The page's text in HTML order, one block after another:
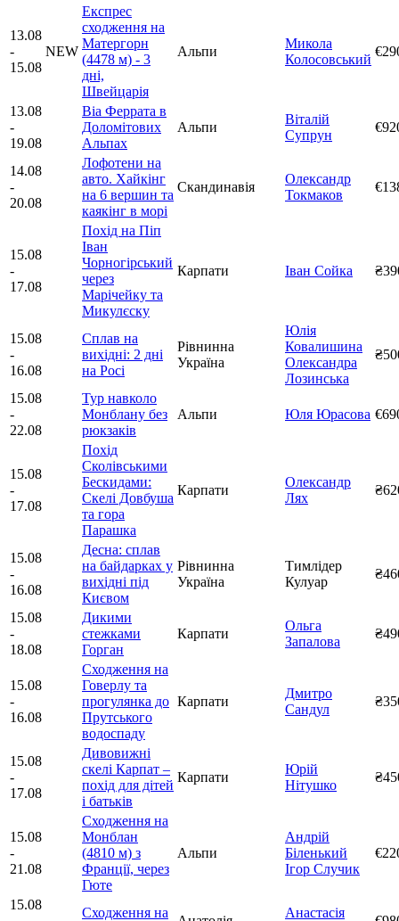
13.08
-
15.08
NEW
Експрес
сходження на
Матергорн
(4478 м) - 3
дні,
Швейцарія
Альпи
Микола
Колосовський
13.08
-
19.08
Віа Феррата в
Доломітових
Альпах
Альпи
Віталій
Супрун
14.08
-
20.08
Лофотени на
авто. Хайкінг
на 6 вершин та
каякінг в морі
Скандинавія
Олександр
Токмаков
15.08
-
17.08
Похід на Піп
Іван
Чорногірський
через
Марічейку та
Микулєску
Карпати Іван Сойка
15.08
-
16.08
Сплав на
вихідні: 2 дні
на Росі
Рівнинна
Україна
Юлія
Ковалишина
Олександра
Лозинська
15.08
-
22.08
Тур навколо
Монблану без
рюкзаків
Альпи Юля Юрасова
15.08
-
17.08
Похід
Сколівськими
Бескидами:
Скелі Довбуша
та гора
Парашка
Карпати
Олександр
Лях
15.08
-
16.08
Десна: сплав
на байдарках у
вихідні під
Києвом
Рівнинна
Україна
Тимлідер
Кулуар
15.08
-
18.08
Дикими
стежками
Горган
Карпати
Ольга
Запалова
15.08
-
16.08
Сходження на
Говерлу та
прогулянка до
Прутського
водоспаду
Карпати
Дмитро
Сандул
15.08
-
17.08
Дивовижні
скелі Карпат –
похід для дітей
і батьків
Карпати
Юрій
Нітушко
15.08
-
21.08
Сходження на
Монблан
(4810 м) з
Франції, через
Гюте
Альпи
Андрій
Біленький
Ігор Случик
15.08
Сходження на
Анастасія